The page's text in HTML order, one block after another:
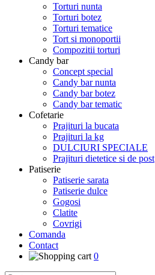
Torturi nunta
Torturi botez
Torturi tematice
Tort si monoportii
Compozitii torturi
Candy bar
Concept special
Candy bar nunta
Candy bar botez
Candy bar tematic
Cofetarie
Prajituri la bucata
Prajituri la kg
DULCIURI SPECIALE
Prajituri dietetice si de post
Patiserie
Patiserie sarata
Patiserie dulce
Gogosi
Clatite
Covrigi
Comanda
Contact
0